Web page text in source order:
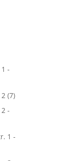
-
(7)
-
1 -